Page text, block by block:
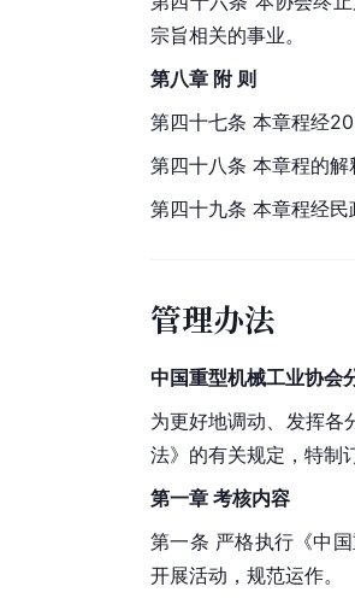
宗旨相关的事业。
第八章 附 则
第四十七条 本章程经
第四十八条 本章程的
第四十九条 本章程经
管理办法
中国重型机械工业协会
为更好地调动、发挥各
法》的有关规定，特制
第一章 考核内容
第一条 严格执行《中
开展活动，规范运作。